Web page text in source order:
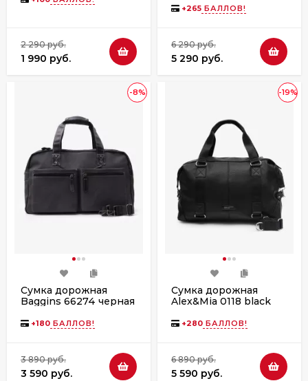
2 290 руб.
1 990 руб.
+265 БАЛЛОВ!
6 290 руб.
5 290 руб.
-8%
Сумка дорожная
Baggins 66274 черная
+180 БАЛЛОВ!
3 890 руб.
3 590 руб.
-19%
Сумка дорожная
Alex&Mia 0118 black
+280 БАЛЛОВ!
6 890 руб.
5 590 руб.